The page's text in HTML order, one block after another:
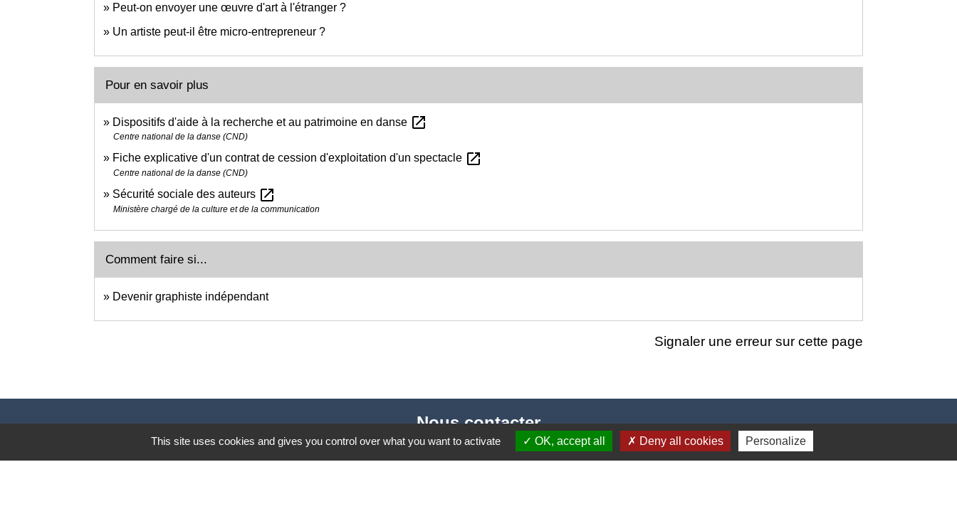
Peut-on envoyer une œuvre d'art à l'étranger ?
Un artiste peut-il être micro-entrepreneur ?
Pour en savoir plus
Dispositifs d'aide à la recherche et au patrimoine en danse open_in_new
Centre national de la danse (CND)
Fiche explicative d'un contrat de cession d'exploitation d'un spectacle open_in_new
Centre national de la danse (CND)
Sécurité sociale des auteurs open_in_new
Ministère chargé de la culture et de la communication
Comment faire si...
Devenir graphiste indépendant
Signaler une erreur sur cette page
Nous contacter
Commune de Puylaurens
This site uses cookies and gives you control over what you want to activate OK, accept all Deny all cookies Personalize